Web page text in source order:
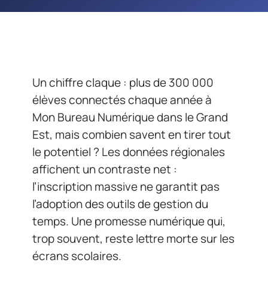
Un chiffre claque : plus de 300 000
élèves connectés chaque année à
Mon Bureau Numérique dans le Grand
Est, mais combien savent en tirer tout
le potentiel ? Les données régionales
affichent un contraste net :
l’inscription massive ne garantit pas
l’adoption des outils de gestion du
temps. Une promesse numérique qui,
trop souvent, reste lettre morte sur les
écrans scolaires.